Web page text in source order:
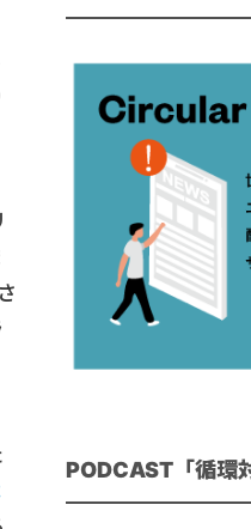
PODCAST「循環